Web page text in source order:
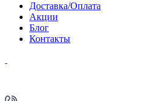
Доставка/Оплата
Акции
Блог
Контакты